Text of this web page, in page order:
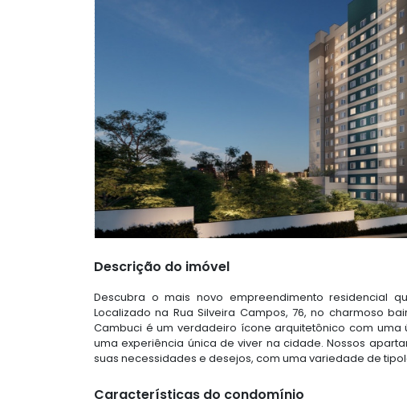
Descrição do imóvel
Descubra o mais novo empreendimento residencial
Localizado na Rua Silveira Campos, 76, no charmoso
Cambuci é um verdadeiro ícone arquitetônico com
uma experiência única de viver na cidade. Nossos
suas necessidades e desejos, com uma variedade de
Características do condomínio